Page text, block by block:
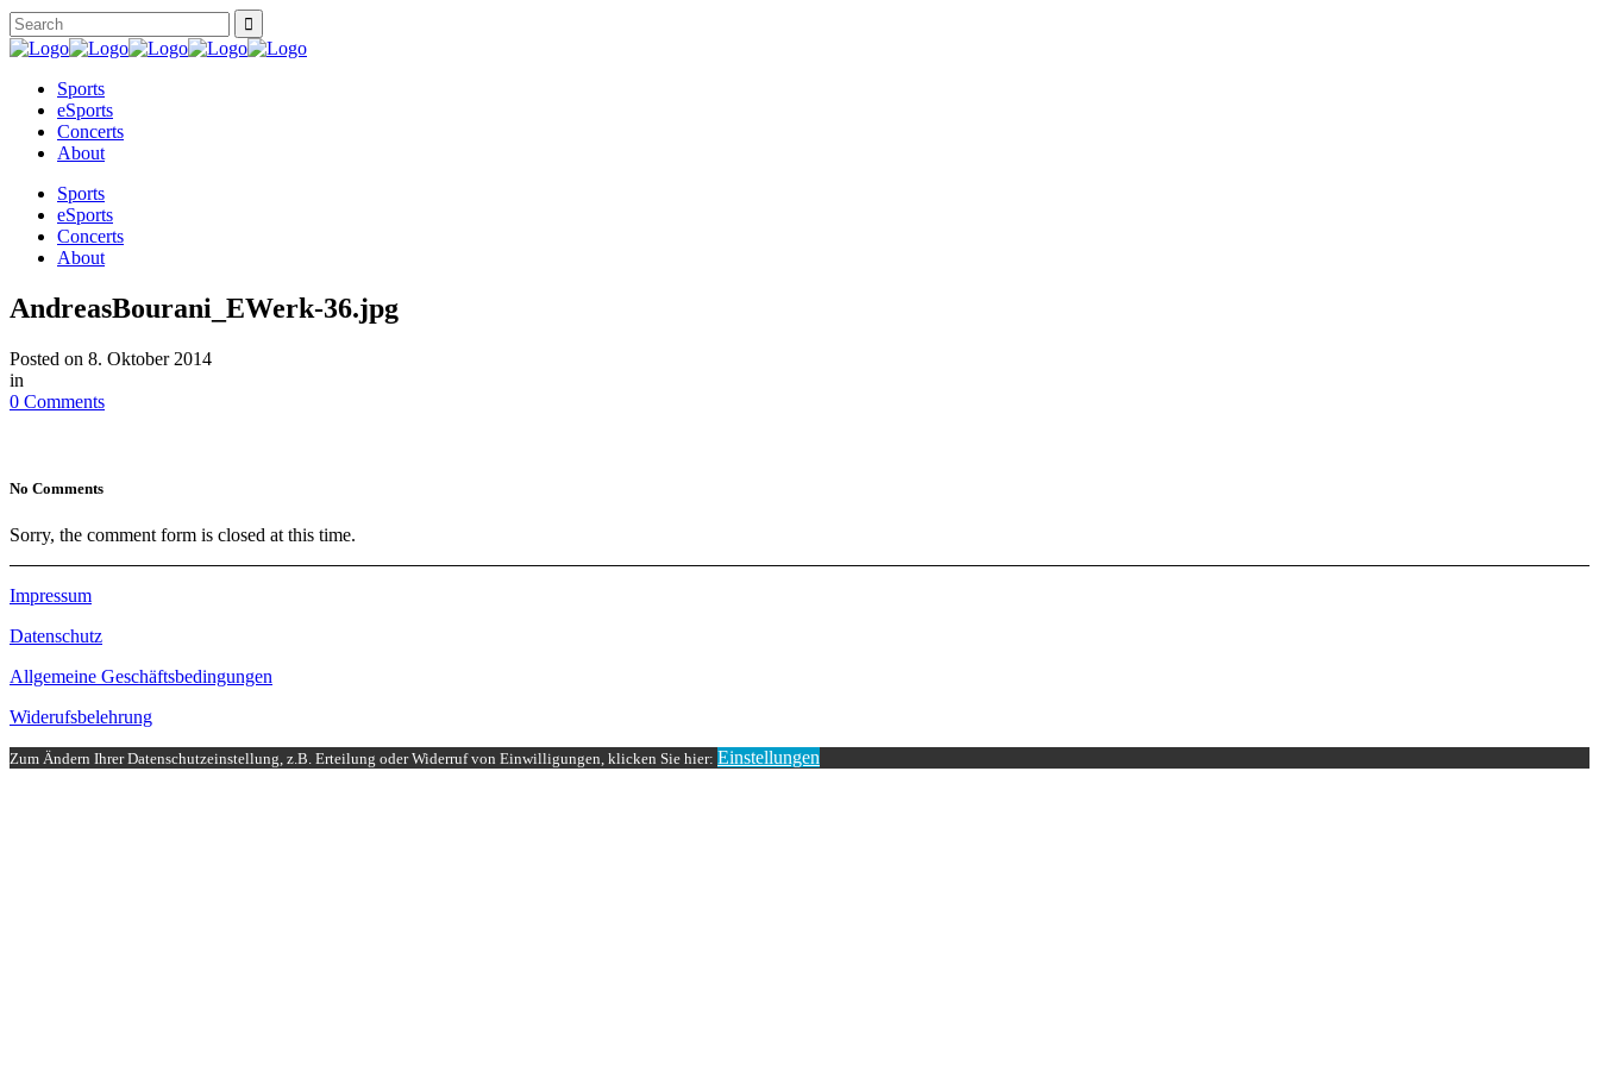
Sports
eSports
Concerts
About
Sports
eSports
Concerts
About
AndreasBourani_EWerk-36.jpg
Posted on 8. Oktober 2014
in
0 Comments
No Comments
Sorry, the comment form is closed at this time.
Impressum
Datenschutz
Allgemeine Geschäftsbedingungen
Widerufsbelehrung
Zum Ändern Ihrer Datenschutzeinstellung, z.B. Erteilung oder Widerruf von Einwilligungen, klicken Sie hier: Einstellungen